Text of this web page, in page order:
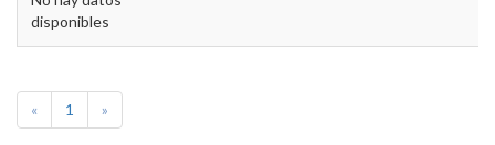
disponibles
« 1 »